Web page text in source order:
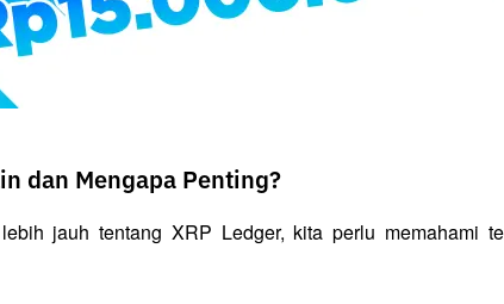
dan Mengapa Penting?
jauh tentang XRP Ledger, kita perlu memahami